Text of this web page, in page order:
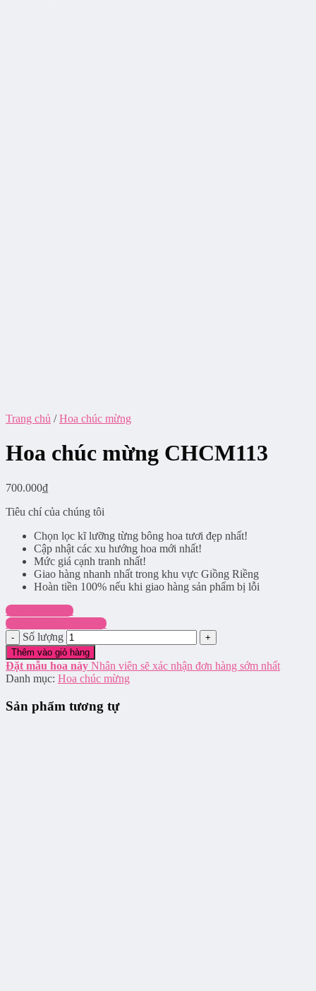
Trang chủ / Hoa chúc mừng
Hoa chúc mừng CHCM113
700.000₫
Tiêu chí của chúng tôi
Chọn lọc kĩ lưỡng từng bông hoa tươi đẹp nhất!
Cập nhật các xu hướng hoa mới nhất!
Mức giá cạnh tranh nhất!
Giao hàng nhanh nhất trong khu vực Giồng Riềng
Hoàn tiền 100% nếu khi giao hàng sản phẩm bị lỗi
Chat Facebook
Hotline: 0916.337.745
Số lượng
Thêm vào giỏ hàng
Đặt mẫu hoa này Nhân viên sẽ xác nhận đơn hàng sớm nhất
Danh mục: Hoa chúc mừng
Sản phẩm tương tự